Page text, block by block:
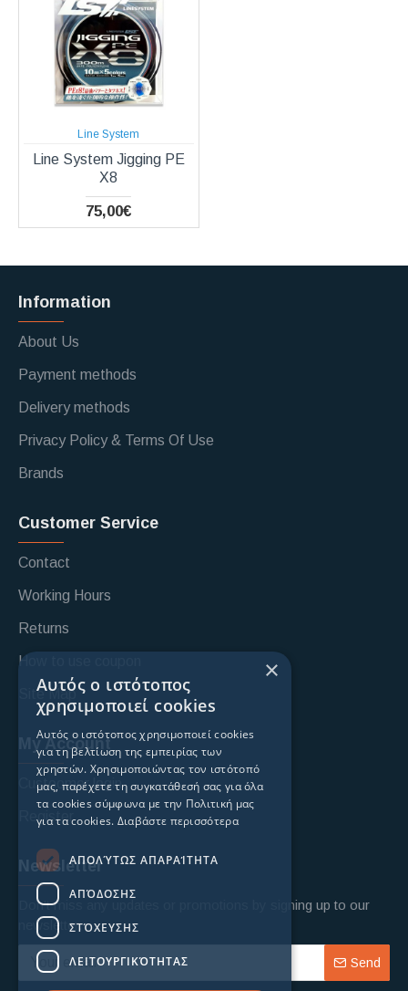
Line System
Line System Jigging PE
X8
75,00€
Information
About Us
Payment methods
Delivery methods
Privacy Policy & Terms Of Use
Brands
Customer Service
Contact
Working Hours
Returns
How to use coupon
Site Map
My Account
Custoomer login
Register
Newsletter
Don't miss any updates or promotions by signing up to our
newsletter.
Send
×
Αυτός ο ιστότοπος
χρησιμοποιεί cookies
Αυτός ο ιστότοπος χρησιμοποιεί cookies
για τη βελτίωση της εμπειρίας των
χρηστών. Χρησιμοποιώντας τον ιστότοπό
μας, παρέχετε τη συγκατάθεσή σας για όλα
τα cookies σύμφωνα με την Πολιτική μας
για τα cookies. Διαβάστε περισσότερα
ΑΠΟΛΎΤΩΣ ΑΠΑΡΑΊΤΗΤΑ
ΑΠΌΔΟΣΗΣ
ΣΤΌΧΕΥΣΗΣ
ΛΕΙΤΟΥΡΓΙΚΌΤΗΤΑΣ